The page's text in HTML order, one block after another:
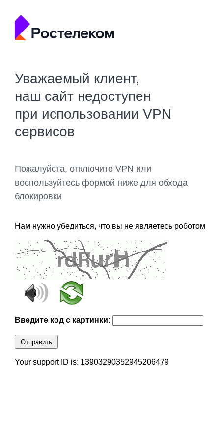
Уважаемый клиент,
наш сайт недоступен
при использовании VPN
сервисов
Пожалуйста, отключите VPN или
воспользуйтесь формой ниже для обхода
блокировки
Нам нужно убедиться, что вы не являетесь роботом
Введите код с картинки:
Отправить
Your support ID is: 13903290352945206479